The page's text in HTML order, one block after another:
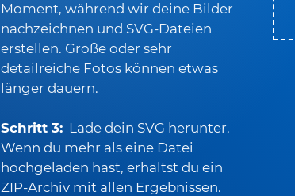
Moment, während wir deine Bilder
nachzeichnen und SVG-Dateien
erstellen. Große oder sehr
detailreiche Fotos können etwas
länger dauern.
Schritt 3: Lade dein SVG herunter.
Wenn du mehr als eine Datei
hochgeladen hast, erhältst du ein
ZIP-Archiv mit allen Ergebnissen.